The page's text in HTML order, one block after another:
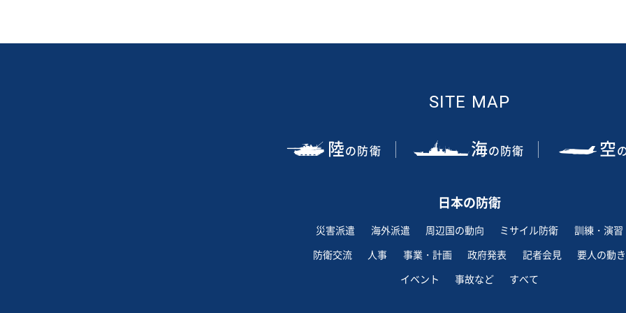
SITE MAP
陸の防衛 海の防衛 空
日本の防衛
災害派遣 海外派遣 周辺国の動向 ミサイル防衛
訓練・演習
防衛交流
人事 事業・計画 政府発表 記者会見
要人の動き
イベント
事故など すべて